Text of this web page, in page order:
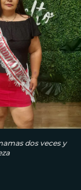
dos veces y